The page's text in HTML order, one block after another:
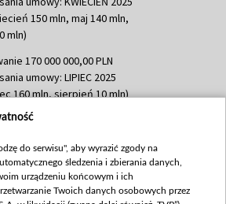
150 mln, maj 140 mln,
mln)
170 000 000,00 PLN
umowy: LIPIEC 2025
160 mln, sierpień 10 mln)
60 000 000,00 PLN
60 mln)
635 783 051,21 PLN
umowy: WRZESIEŃ 2025
do serwisu", aby wyrazić zgody na
śledzenia i zbierania danych,
urządzeniu końcowym i ich
Twoich danych osobowych przez